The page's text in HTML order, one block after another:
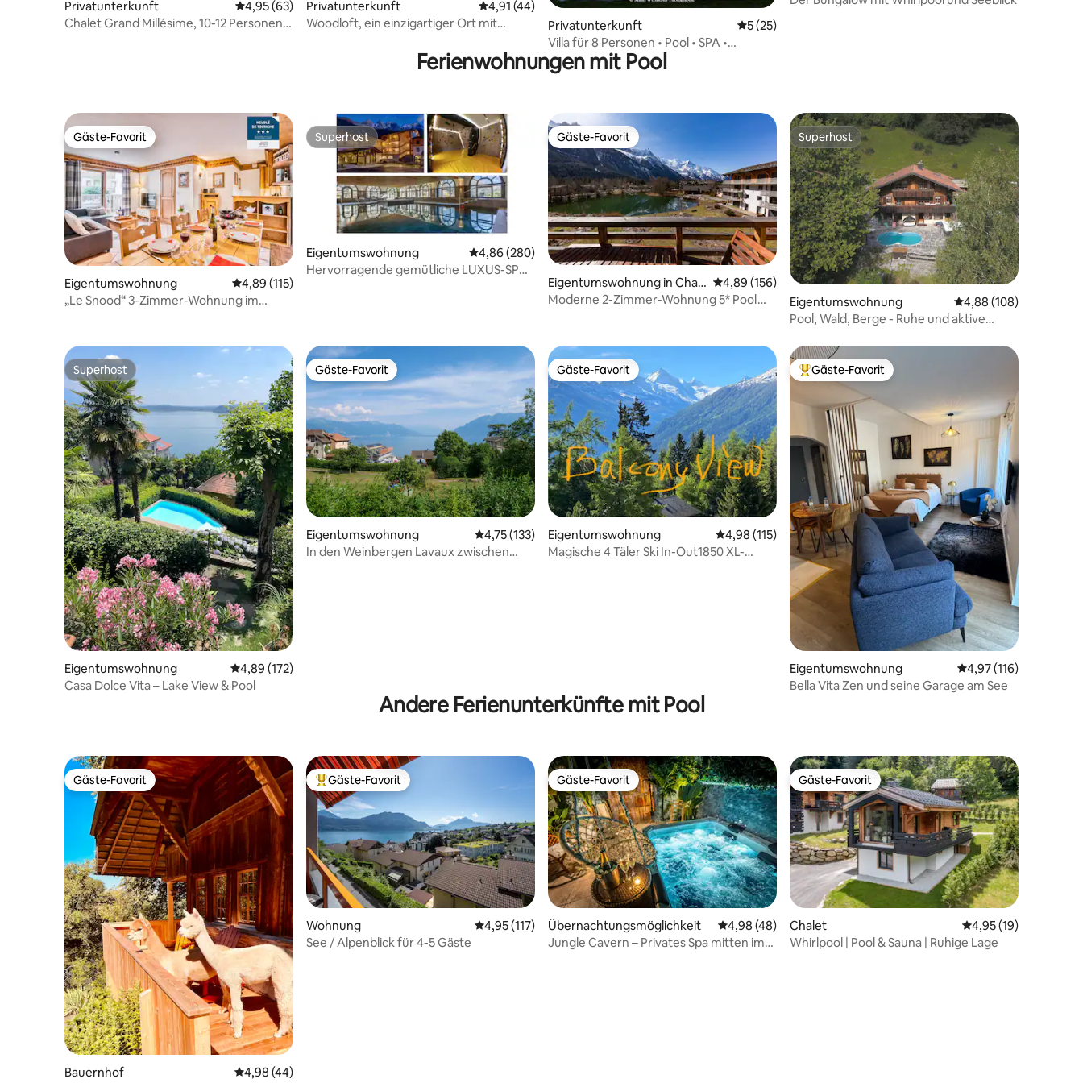
Privatunterkunft Durchschnittliche Bewertung: 4,95 von 5, 63 Bewertungen
4,95 (63)
Chalet Grand Millésime, 10-12 Personen,
Privatunterkunft Durchschnittliche Bewertung: 4,91 von 5, 44 Bewertungen
4,91 (44)
Woodloft, ein einzigartiger Ort mit
Privatunterkunft Durchschnittliche Bewertung: 5 von 5, 25 Bewertungen
5 (25)
Villa für 8 Personen • Pool • SPA •
Aufenthaltsraum • Lac Annecy
Ferienwohnungen mit Pool
Gäste-Favorit
Gäste-Favorit
Eigentumswohnung Durchschnittliche Bewertung: 4,89 von 5, 115 Bewertungen
4,89 (115)
„Le Snood“ 3-Zimmer-Wohnung im
Superhost
Superhost
Eigentumswohnung Durchschnittliche Bewertung: 4,86 von 5, 280 Bewertungen
4,86 (280)
Hervorragende gemütliche LUXUS-SPA
Gäste-Favorit
Gäste-Favorit
Eigentumswohnung in Cha
monix
Durchschnittliche Bewertung: 4,89 von 5, 156 Bewertungen
4,89 (156)
Moderne 2-Zimmer-Wohnung 5* Pool
Superhost
Superhost
Eigentumswohnung Durchschnittliche
4,88 (108)
Pool, Wald, Berge - Ruhe und aktive
Superhost
Superhost
Eigentumswohnung Durchschnittliche Bewertung: 4,89 von 5, 172 Bewertungen
4,89 (172)
Casa Dolce Vita – Lake View & Pool
Gäste-Favorit
Gäste-Favorit
Eigentumswohnung Durchschnittliche Bewertung: 4,75 von 5, 133 Bewertungen
4,75 (133)
In den Weinbergen Lavaux zwischen
Gäste-Favorit
Gäste-Favorit
Eigentumswohnung Durchschnittliche Bewertung: 4,98 von 5, 115 Bewertungen
4,98 (115)
Magische 4 Täler Ski In-Out1850 XL-
Beliebter Gäste-Favorit.
Gäste-Favorit
Eigentumswohnung Durchschnittliche
4,97 (116)
Bella Vita Zen und seine Garage am See
Andere Ferienunterkünfte mit Pool
Gäste-Favorit
Gäste-Favorit
Bauernhof Durchschnittliche Bewertung: 4,98 von 5, 44 Bewertungen
4,98 (44)
Beliebter Gäste-Favorit.
Gäste-Favorit
Wohnung Durchschnittliche Bewertung: 4,95 von 5, 117 Bewertungen
4,95 (117)
See / Alpenblick für 4-5 Gäste
Gäste-Favorit
Gäste-Favorit
Übernachtungsmöglichkeit Durchschnittliche Bewertung: 4,98 von 5, 48 Bewertungen
4,98 (48)
Jungle Cavern – Privates Spa mitten im
Gäste-Favorit
Gäste-Favorit
Chalet Durchschnittliche
4,95 (19)
Whirlpool | Pool & Sauna | Ruhige Lage